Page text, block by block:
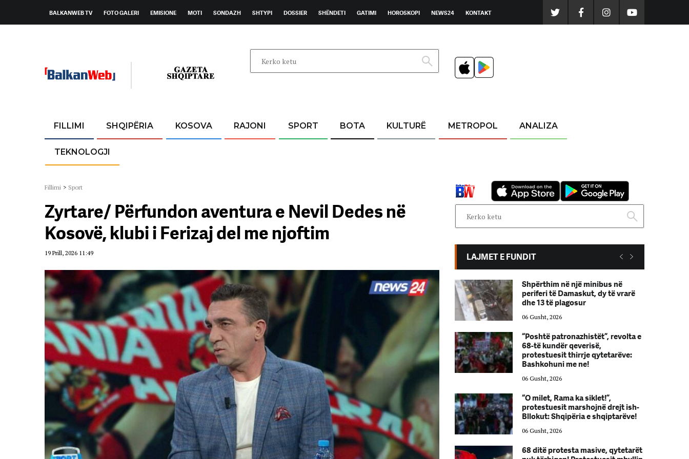
BALKANWEB TV FOTO GALERI EMISIONE MOTI SONDAZH SHTYPI DOSSIER SHËNDETI GATIMI HOROSKOPI NEWS24 KONTAKT
FILLIMI SHQIPËRIA KOSOVA RAJONI SPORT BOTA KULTURË METROPOL ANALIZA
TEKNOLOGJI
Fillimi > Sport
Zyrtare/ Përfundon aventura e Nevil Dedes në
Kosovë, klubi i Ferizaj del me njoftim
19 Prill, 2026 11:49 LAJMET E FUNDIT
Shpërthim në një minibus në
periferi të Damaskut, dy të vrarë
“Poshtë patronazhistët”, revolta e
68-të kundër qeverisë,
protestuesit thirrje qytetarëve:
Bashkohuni me ne!
06 Gusht, 2026
“O milet, Rama ka siklet!”,
protestuesit marshojnë drejt ish-
Bllokut: Shqipëria e shqiptarëve!
06 Gusht, 2026
68 ditë protesta masive, qytetarët
Shpërthim në një minibus në
periferi të Damaskut, dy të vrarë
dhe 13 të plagosur
06 Gusht, 2026
“Poshtë patronazhistët”, revolta e
68-të kundër qeverisë,
protestuesit thirrje qytetarëve:
Bashkohuni me ne!
06 Gusht, 2026
“O milet, Rama ka siklet!”,
protestuesit marshojnë drejt ish-
Bllokut: Shqipëria e shqiptarëve!
06 Gusht, 2026
68 ditë protesta masive, qytetarët